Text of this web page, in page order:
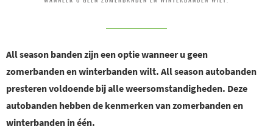
All season banden zijn een optie wanneer u geen
zomerbanden en winterbanden wilt. All season autobanden
presteren voldoende bij alle weersomstandigheden. Deze
autobanden hebben de kenmerken van zomerbanden en
winterbanden in één.